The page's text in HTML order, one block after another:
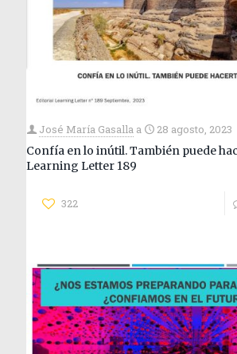
José María Gasalla a
28 agosto, 2023
Confía en lo inútil. También puede
Learning Letter 189
322